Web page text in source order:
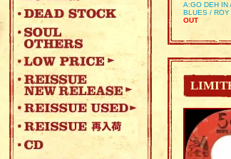
A:GO DEH IN
BLUES / ROY
OUT